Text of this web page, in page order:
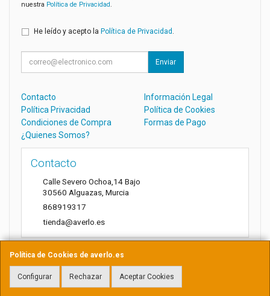
Política de Cookies de averlo.es
Configurar Rechazar Aceptar Cookies
nuestra Política de Privacidad .
He leído y acepto la Política de Privacidad .
Enviar
Contacto
Información Legal
Política Privacidad
Política de Cookies
Condiciones de Compra
Formas de Pago
¿Quienes Somos?
Contacto
Calle Severo Ochoa,14 Bajo
30560 Alguazas Murcia
868919317
tienda@averlo.es
Horario
Lunes a Viernes de 8:30h a 14h